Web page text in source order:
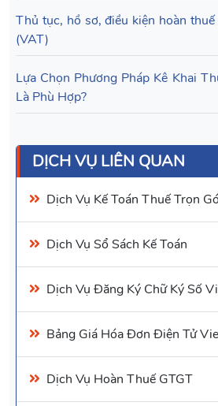
Thủ tục, hồ sơ, điều kiện hoàn
(VAT)
Lựa Chọn Phương Pháp Kê Khai
Là Phù Hợp?
DỊCH VỤ LIÊN QUAN
Dịch Vụ Kế Toán Thuế Trọn
Dịch Vụ Sổ Sách Kế Toán
Dịch Vụ Đăng Ký Chữ Ký Số
Bảng Giá Hóa Đơn Điện Tử
Dịch Vụ Hoàn Thuế GTGT